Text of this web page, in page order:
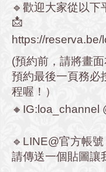
🔹歡迎大家從以下
📩
https://reserva.be/
(預約前，請將畫
預約最後一頁務必
程喔！）
🔸IG:loa_channel
🔹LINE@官方帳
請傳送一個貼圖讓